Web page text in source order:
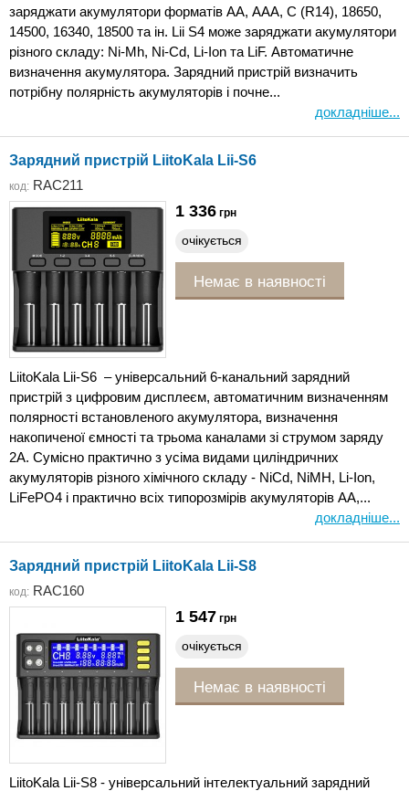
заряджати акумулятори форматів АА, ААА, C (R14), 18650,
14500, 16340, 18500 та ін. Lii S4 може заряджати акумулятори
різного складу: Ni-Mh, Ni-Cd, Li-Ion та LiF. Автоматичне
визначення акумулятора. Зарядний пристрій визначить
потрібну полярність акумуляторів і почне...
докладніше...
Зарядний пристрій LiitoKala Lii-S6
код: RAC211
1 336 грн
очікується
Немає в наявності
LiitoKala Lii-S6 – універсальний 6-канальний зарядний
пристрій з цифровим дисплеєм, автоматичним визначенням
полярності встановленого акумулятора, визначення
накопиченої ємності та трьома каналами зі струмом заряду
2А. Сумісно практично з усіма видами циліндричних
акумуляторів різного хімічного складу - NiCd, NiMH, Li-Ion,
LiFePO4 і практично всіх типорозмірів акумуляторів АА,...
докладніше...
Зарядний пристрій LiitoKala Lii-S8
код: RAC160
1 547 грн
очікується
Немає в наявності
LiitoKala Lii-S8 - універсальний інтелектуальний зарядний